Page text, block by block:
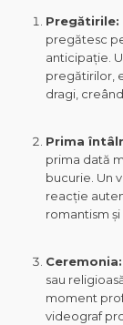
Pregătirile:
pregătesc
anticipație.
pregătirilor,
dragi,
Prima
prima dată
bucurie. Un
reacție
romantism
Ceremonia:
sau
moment
videograf